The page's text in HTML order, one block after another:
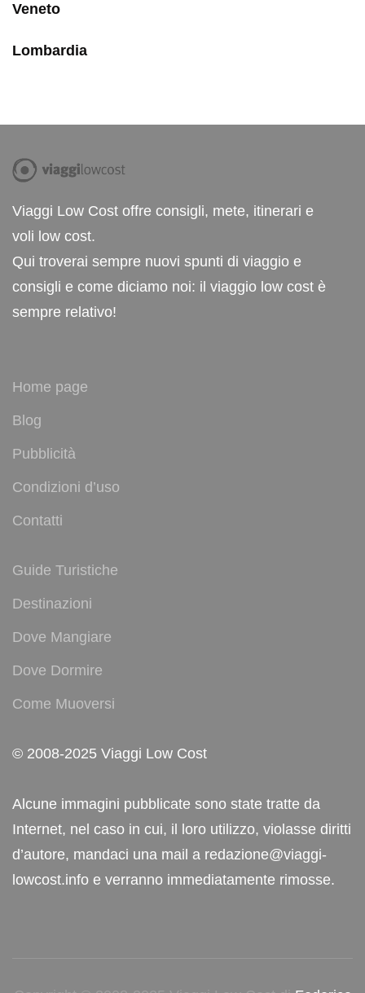
Veneto
Lombardia
Viaggi Low Cost offre consigli, mete, itinerari e
voli low cost.
Qui troverai sempre nuovi spunti di viaggio e
consigli e come diciamo noi: il viaggio low cost è
sempre relativo!
Home page
Blog
Pubblicità
Condizioni d’uso
Contatti
Guide Turistiche
Destinazioni
Dove Mangiare
Dove Dormire
Come Muoversi
© 2008-2025 Viaggi Low Cost
Alcune immagini pubblicate sono state tratte da
Internet, nel caso in cui, il loro utilizzo, violasse diritti
d’autore, mandaci una mail a redazione@viaggi-
lowcost.info e verranno immediatamente rimosse.